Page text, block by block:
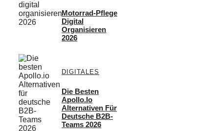
Motorrad-Pflege
Digital
Organisieren
2026
DIGITALES
Die Besten
Apollo.io
Alternativen Für
Deutsche B2B-
Teams 2026